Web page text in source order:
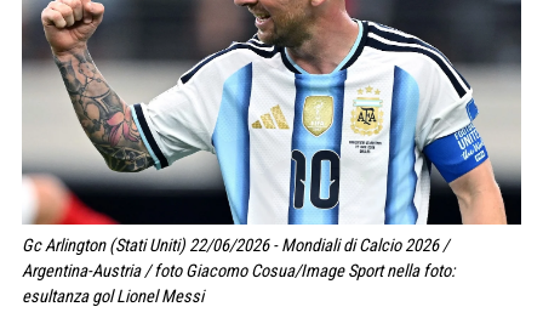
Gc Arlington (Stati Uniti) 22/06/2026 - Mondiali di Calcio 2026 /
Argentina-Austria / foto Giacomo Cosua/Image Sport nella foto:
esultanza gol Lionel Messi